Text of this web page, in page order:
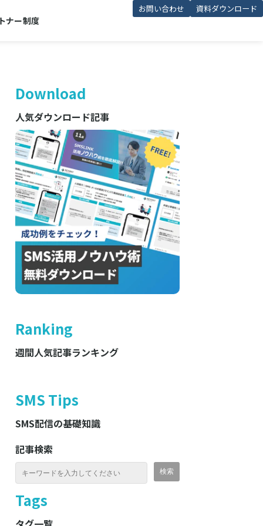
ナー制度
お問い合わせ 資料ダウンロード
Download
人気ダウンロード記事
Ranking
週間人気記事ランキング
SMS Tips
SMS配信の基礎知識
記事検索
Tags